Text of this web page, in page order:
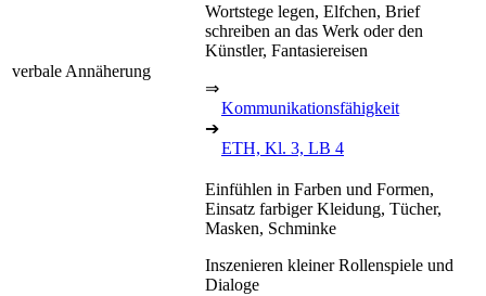
verbale Annäherung
Wortstege legen, Elfchen, Brief
schreiben an das Werk oder den
Künstler, Fantasiereisen
⇒
Kommunikationsfähigkeit
➔
ETH, Kl. 3, LB 4
Einfühlen in Farben und Formen,
Einsatz farbiger Kleidung, Tücher,
Masken, Schminke
Inszenieren kleiner Rollenspiele und
Dialoge